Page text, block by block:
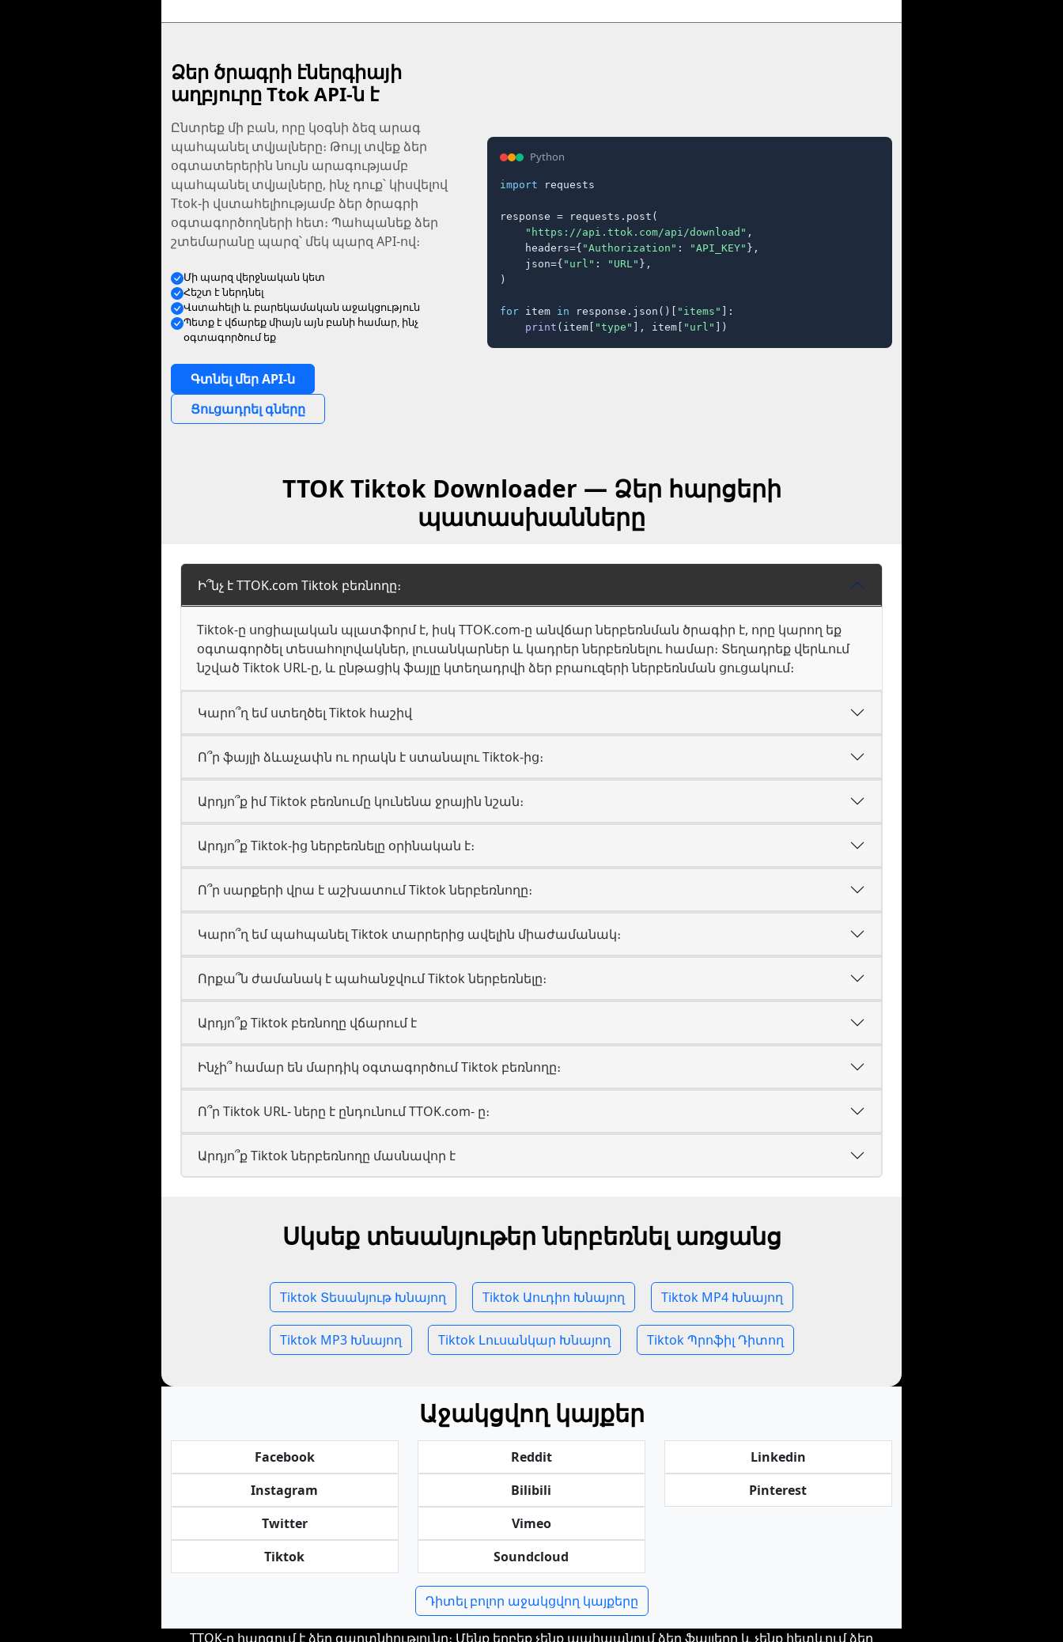
Ձեր ծրագրի էներգիայի
աղբյուրը Ttok API-ն է
Ընտրեք մի բան, որը կօգնի ձեզ արագ
պահպանել տվյալները։ Թույլ տվեք ձեր
օգտատերերին նույն արագությամբ
պահպանել տվյալները, ինչ դուք՝ կիսվելով
Ttok-ի վստահելիությամբ ձեր ծրագրի
օգտագործողների հետ։ Պահպանեք ձեր
շտեմարանը պարզ՝ մեկ պարզ API-ով։
Մի պարզ վերջնական կետ
Հեշտ է ներդնել
Վստահելի և բարեկամական աջակցություն
Պետք է վճարեք միայն այն բանի համար, ինչ
օգտագործում եք
Գտնել մեր API-ն
Ցուցադրել գները
Python
import requests
response = requests.post(
"https://api.ttok.com/api/download" ,
    headers={
"Authorization" : "API_KEY" },
    json={
"url" : "URL" },
)
for item in response.json()[ "items"
]:
print (item[ "type" ], item[ "url" ])
TTOK Tiktok Downloader — Ձեր հարցերի
պատասխանները
Ի՞նչ է TTOK.com Tiktok բեռնողը։
Tiktok-ը սոցիալական պլատֆորմ է, իսկ TTOK.com-ը անվճար ներբեռնման ծրագիր է, որը կարող եք
օգտագործել տեսահոլովակներ, լուսանկարներ և կադրեր ներբեռնելու համար։ Տեղադրեք վերևում
նշված Tiktok URL-ը, և ընթացիկ ֆայլը կտեղադրվի ձեր բրաուզերի ներբեռնման ցուցակում։
Կարո՞ղ եմ ստեղծել Tiktok հաշիվ
Ո՞ր ֆայլի ձևաչափն ու որակն է ստանալու Tiktok-ից։
Արդյո՞ք իմ Tiktok բեռնումը կունենա ջրային նշան։
Արդյո՞ք Tiktok-ից ներբեռնելը օրինական է։
Ո՞ր սարքերի վրա է աշխատում Tiktok ներբեռնողը։
Կարո՞ղ եմ պահպանել Tiktok տարրերից ավելին միաժամանակ։
Որքա՞ն ժամանակ է պահանջվում Tiktok ներբեռնելը։
Արդյո՞ք Tiktok բեռնողը վճարում է
Ինչի՞ համար են մարդիկ օգտագործում Tiktok բեռնողը։
Ո՞ր Tiktok URL- ները է ընդունում TTOK.com- ը։
Արդյո՞ք Tiktok ներբեռնողը մասնավոր է
Սկսեք տեսանյութեր ներբեռնել առցանց
Tiktok Տեսանյութ Խնայող Tiktok Աուդիո Խնայող Tiktok MP4 Խնայող
Tiktok MP3 Խնայող Tiktok Լուսանկար Խնայող Tiktok Պրոֆիլ Դիտող
Աջակցվող կայքեր
Facebook
Instagram
Twitter
Tiktok
Reddit
Bilibili
Vimeo
Soundcloud
Linkedin
Pinterest
Դիտել բոլոր աջակցվող կայքերը
TTOK-ը հարգում է ձեր գաղտնիությունը։ Մենք երբեք չենք պահպանում ձեր ֆայլերը և չենք հետևում ձեր